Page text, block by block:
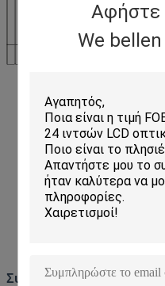
Αφήστε
We
Δρόμος σιδηροδρόμου:
Αριθμητικό διάστημα: 0,2
Καθαρότητα του
Απομείναντη τιμή
Μέγιστη ταχύτητα κίνησης:
Ελάχιστη ταχύτητα
Συστατικά της στήλης